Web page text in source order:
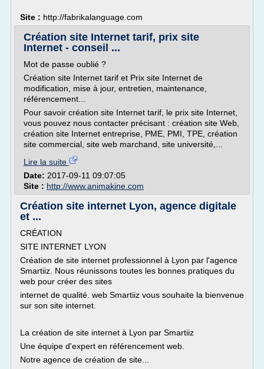
Site : http://fabrikalanguage.com
Création site Internet tarif, prix site
Internet - conseil ...
Mot de passe oublié ?
Création site Internet tarif et Prix site Internet de
modification, mise à jour, entretien, maintenance,
référencement...
Pour savoir création site Internet tarif, le prix site Internet,
vous pouvez nous contacter précisant : création site Web,
création site Internet entreprise, PME, PMI, TPE, création
site commercial, site web marchand, site université,...
Lire la suite
Date: 2017-09-11 09:07:05
Site : http://www.animakine.com
Création site internet Lyon, agence digitale
et ...
CRÉATION
SITE INTERNET LYON
Création de site internet professionnel à Lyon par l'agence
Smartiiz. Nous réunissons toutes les bonnes pratiques du
web pour créer des sites
internet de qualité. web Smartiiz vous souhaite la bienvenue
sur son site internet.
La création de site internet à Lyon par Smartiiz
Une équipe d'expert en référencement web.
Notre agence de création de site...